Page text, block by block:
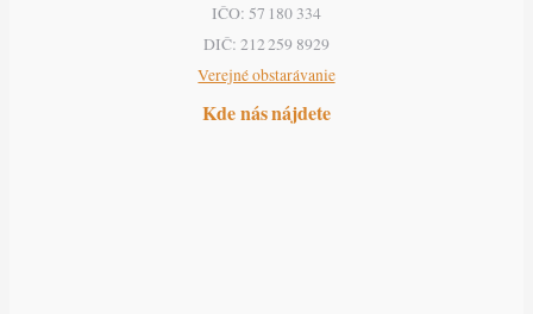
IČO: 57 180 334
DIČ: 212 259 8929
Verejné obstarávanie
Kde nás nájdete